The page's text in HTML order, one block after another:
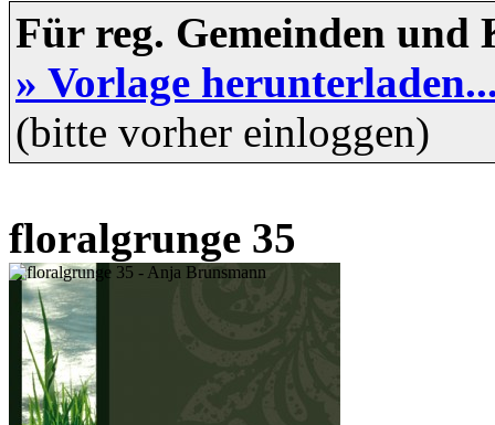
Für reg. Gemeinden und
» Vorlage
(bitte vorher einloggen)
floralgrunge 35